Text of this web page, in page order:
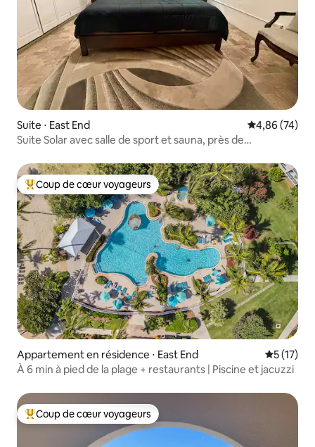
Suite ⋅ East End Évaluation
4,86 (74)
Suite Solar avec salle de sport et sauna, près de
Coups de cœur voyageurs les plus appréciés
Coup de cœur voyageurs
Appartement en résidence ⋅ East End
5 (17)
À 6 min à pied de la plage + restaurants | Piscine et jacuzzi
Coups de cœur voyageurs les plus appréciés
Coup de cœur voyageurs